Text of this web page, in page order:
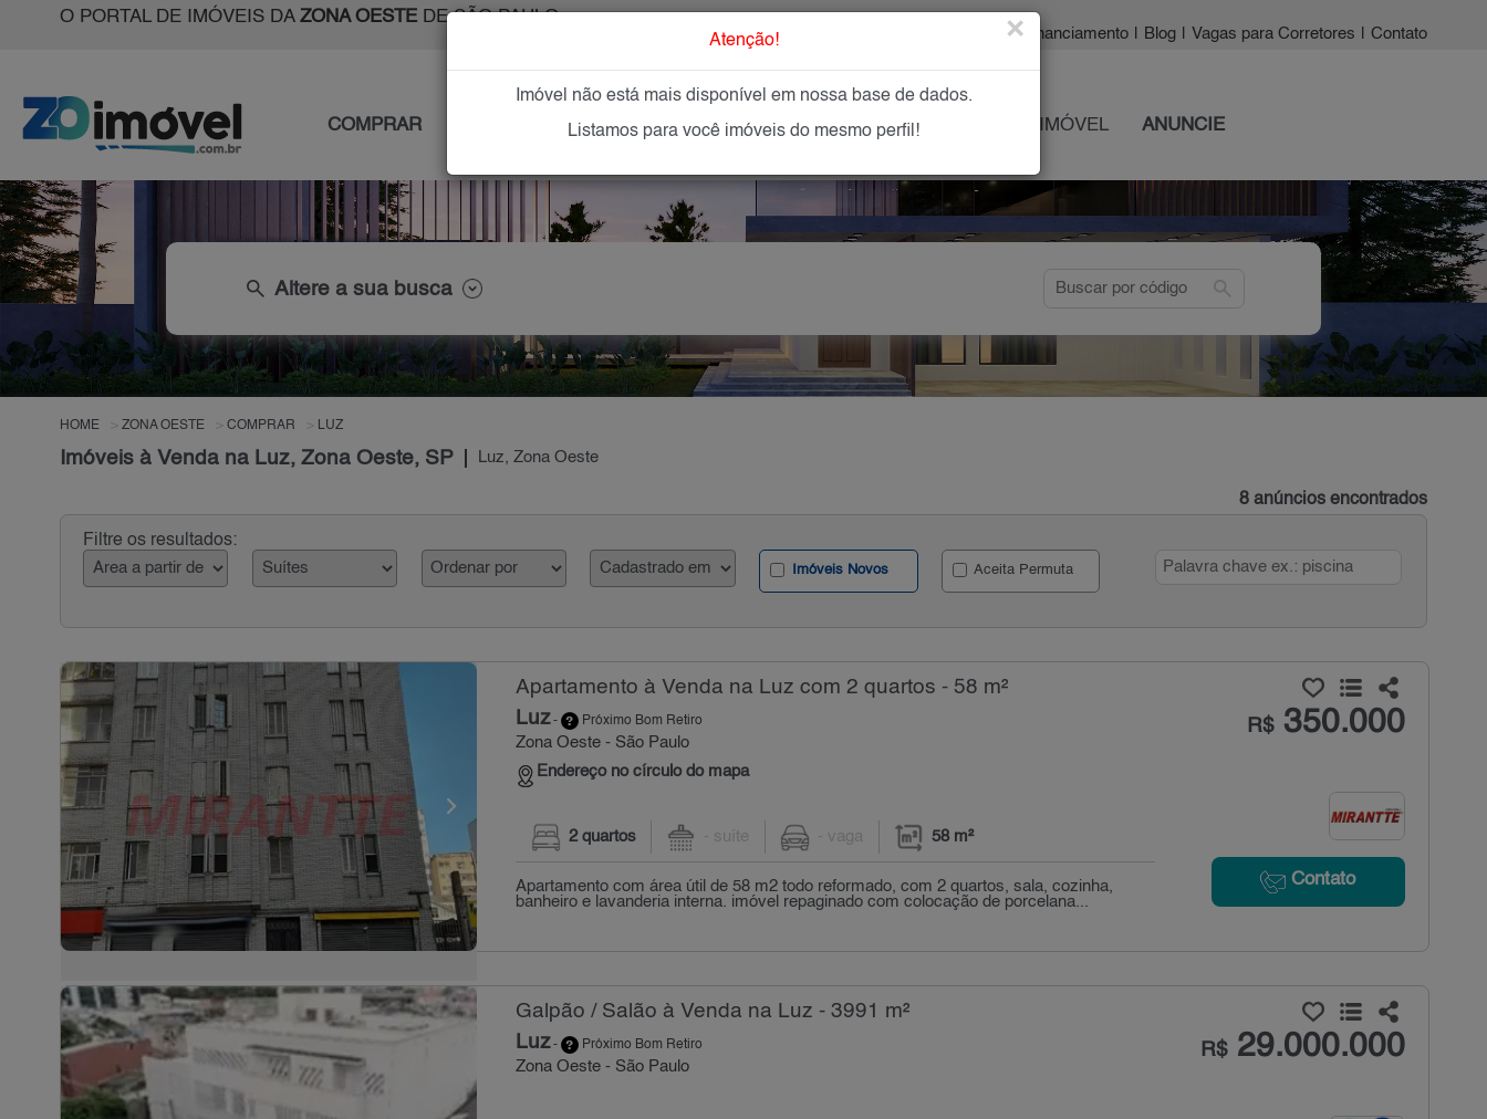
O PORTAL DE IMÓVEIS DA ZONA OESTEDE SÃO PAULO
| Financiamento Blog Vagas para Corretores Contato
COMPRAR IMÓVEIS NOVOS IMOBILIÁRIAS OFEREÇA SEU IMÓVEL ANUNCIE
search Altere a sua busca search
HOME ZONA OESTE COMPRAR LUZ
Imóveis à Venda na Luz, Zona Oeste, SP Luz, Zona Oeste
8 anúncios encontrados
Filtre os resultados:
Imóveis Novos Aceita Permuta
Apartamento à Venda na Luz com 2 quartos - 58 m²
Luz- Próximo Bom Retiro
Zona Oeste - São Paulo
Endereço no círculo do mapa
R$350.000
Contato
2 quartos - suíte - vaga 58 m²
Apartamento com área útil de 58 m2 todo reformado, com 2 quartos, sala, cozinha,
banheiro e lavanderia interna. imóvel repaginado com colocação de porcelana...
Galpão / Salão à Venda na Luz - 3991 m²
Luz- Próximo Bom Retiro
Zona Oeste - São Paulo
R$29.000.000
Atenção! ×
Imóvel não está mais disponível em nossa base de dados.
Listamos para você imóveis do mesmo perfil!